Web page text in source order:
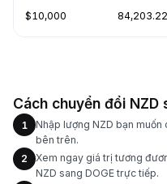
$10,000
Cách chuyển đổi NZD
1
Nhập lượng NZD bạn muốn
bên trên.
2
Xem ngay giá trị tương
NZD sang DOGE trực tiếp.